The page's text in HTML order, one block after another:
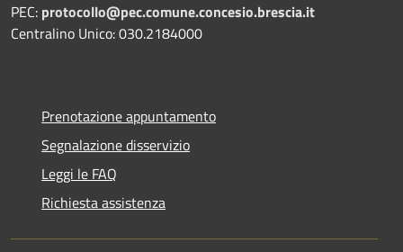
PEC: protocollo@pec.comune.concesio.brescia.it
Centralino Unico: 030.2184000
Prenotazione appuntamento
Segnalazione disservizio
Leggi le FAQ
Richiesta assistenza